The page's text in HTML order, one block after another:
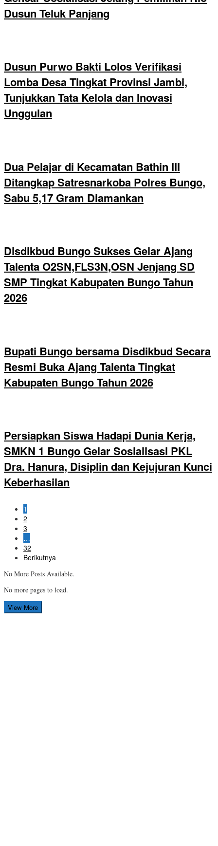
Dusun Teluk Panjang
Dusun Purwo Bakti Lolos Verifikasi
Lomba Desa Tingkat Provinsi Jambi,
Tunjukkan Tata Kelola dan Inovasi
Unggulan
Dua Pelajar di Kecamatan Bathin III
Ditangkap Satresnarkoba Polres Bungo,
Sabu 5,17 Gram Diamankan
Disdikbud Bungo Sukses Gelar Ajang
Talenta O2SN,FLS3N,OSN Jenjang SD
SMP Tingkat Kabupaten Bungo Tahun
2026
Bupati Bungo bersama Disdikbud Secara
Resmi Buka Ajang Talenta Tingkat
Kabupaten Bungo Tahun 2026
Persiapkan Siswa Hadapi Dunia Kerja,
SMKN 1 Bungo Gelar Sosialisasi PKL
Dra. Hanura, Disiplin dan Kejujuran Kunci
Keberhasilan
1
2
3
…
32
Berikutnya
No More Posts Available.
No more pages to load.
View More